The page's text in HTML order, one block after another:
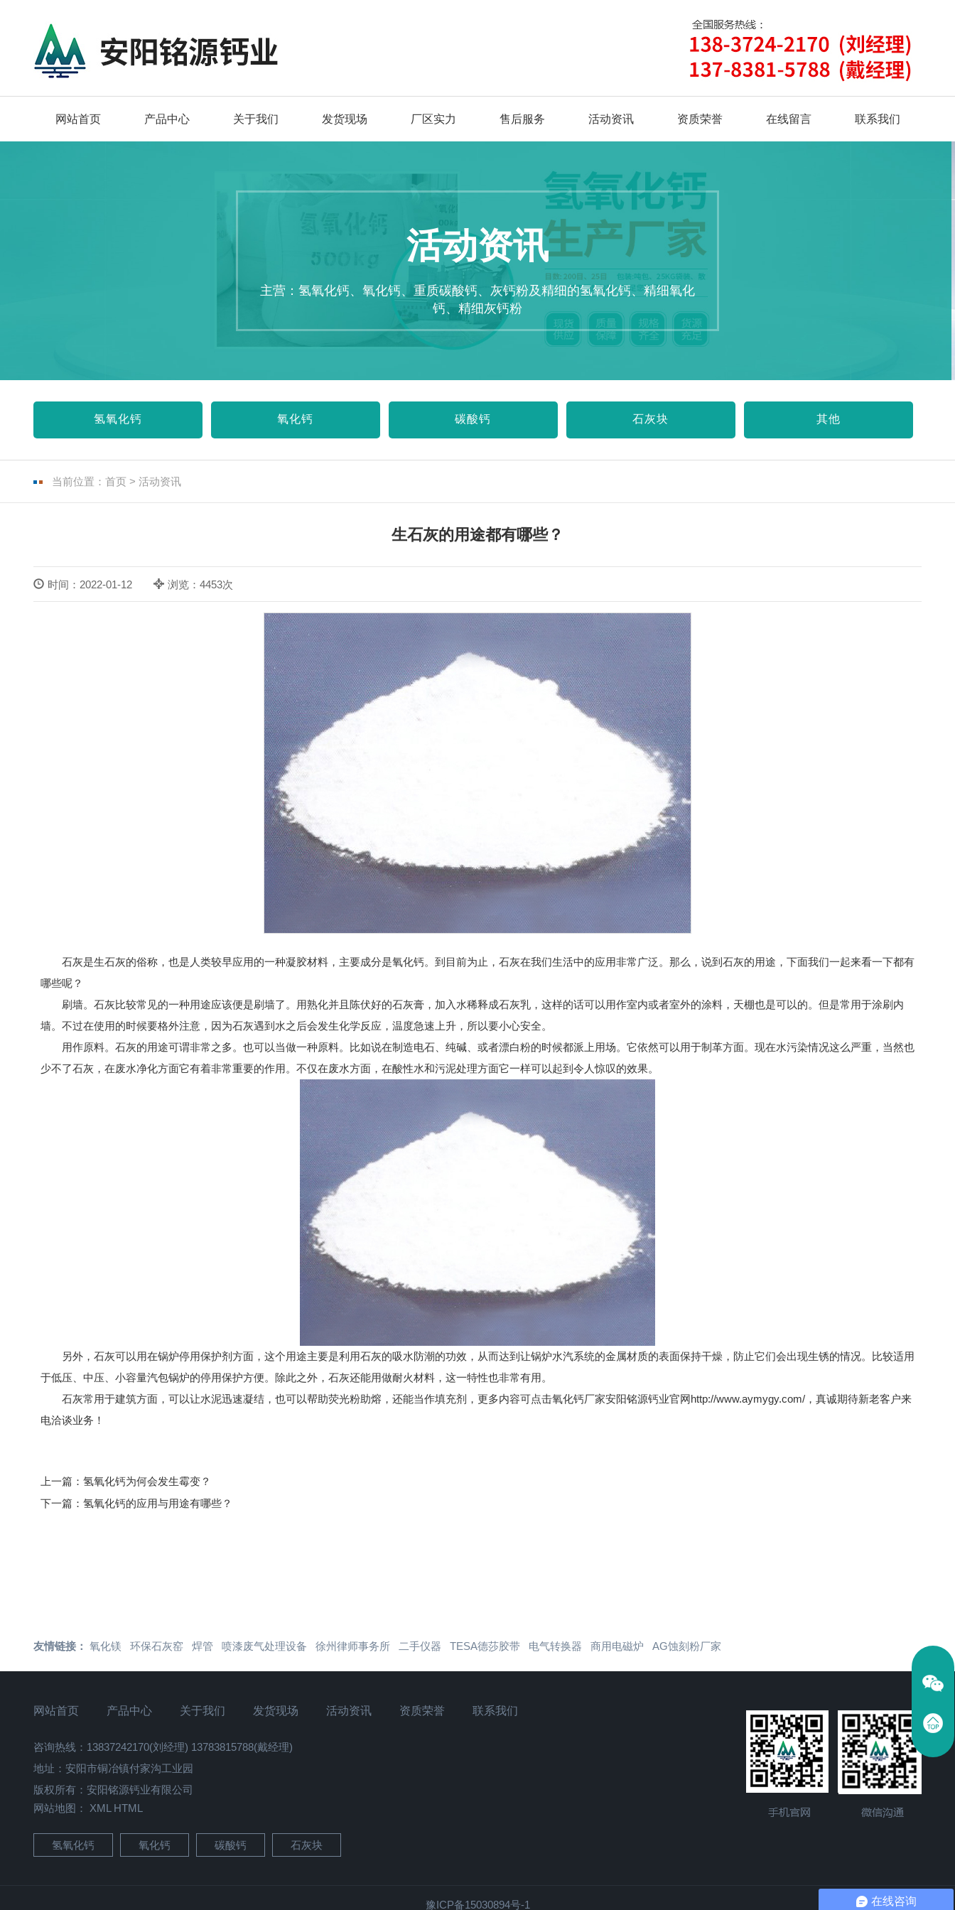
网站首页 产品中心 关于我们 发货现场 厂区实力 售后服务 活动资讯 资质荣誉 在线留言 联系我们
活动资讯
主营：氢氧化钙、氧化钙、重质碳酸钙、灰钙粉及精细的氢氧化钙、精细氧化
钙、精细灰钙粉
氢氧化钙 氧化钙 碳酸钙 石灰块 其他
当前位置： 首页 > 活动资讯
生石灰的用途都有哪些？
时间：2022-01-12 浏览：4453次
石灰是生石灰的俗称，也是人类较早应用的一种凝胶材料，主要成分是氧化钙。到目前为止，石灰在我们生活中的应用非常广泛。那么，说到石灰的用途，下面我们一起来看一下都有
哪些呢？
刷墙。石灰比较常见的一种用途应该便是刷墙了。用熟化并且陈伏好的石灰膏，加入水稀释成石灰乳，这样的话可以用作室内或者室外的涂料，天棚也是可以的。但是常用于涂刷内
墙。不过在使用的时候要格外注意，因为石灰遇到水之后会发生化学反应，温度急速上升，所以要小心安全。
用作原料。石灰的用途可谓非常之多。也可以当做一种原料。比如说在制造电石、纯碱、或者漂白粉的时候都派上用场。它依然可以用于制革方面。现在水污染情况这么严重，当然也
少不了石灰，在废水净化方面它有着非常重要的作用。不仅在废水方面，在酸性水和污泥处理方面它一样可以起到令人惊叹的效果。
另外，石灰可以用在锅炉停用保护剂方面，这个用途主要是利用石灰的吸水防潮的功效，从而达到让锅炉水汽系统的金属材质的表面保持干燥，防止它们会出现生锈的情况。比较适用
于低压、中压、小容量汽包锅炉的停用保护方便。除此之外，石灰还能用做耐火材料，这一特性也非常有用。
石灰常用于建筑方面，可以让水泥迅速凝结，也可以帮助荧光粉助熔，还能当作填充剂，更多内容可点击氧化钙厂家安阳铭源钙业官网http://www.aymygy.com/，真诚期待新老客户来
电洽谈业务！
上一篇： 氢氧化钙为何会发生霉变？
下一篇： 氢氧化钙的应用与用途有哪些？
友情链接： 氧化镁 环保石灰窑 焊管 喷漆废气处理设备 徐州律师事务所 二手仪器 TESA德莎胶带 电气转换器 商用电磁炉 AG蚀刻粉厂家
网站首页 产品中心 关于我们 发货现场 活动资讯 资质荣誉 联系我们
咨询热线：13837242170(刘经理) 13783815788(戴经理)
地址：安阳市铜冶镇付家沟工业园
版权所有：安阳铭源钙业有限公司
网站地图： XML HTML
氢氧化钙 氧化钙 碳酸钙 石灰块
豫ICP备15030894号-1 在线咨询